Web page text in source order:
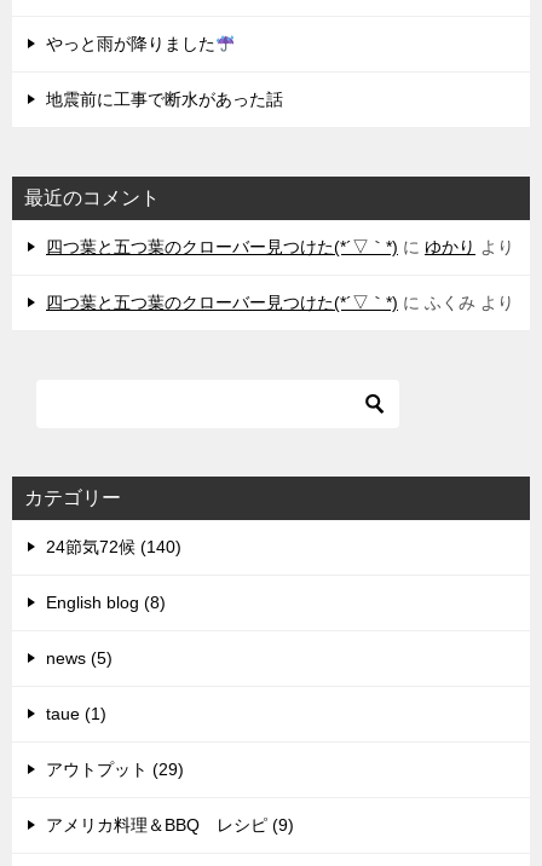
やっと雨が降りました
地震前に工事で断水があった話
最近のコメント
四つ葉と五つ葉のクローバー見つけた(*´▽｀*) に ゆかり より
四つ葉と五つ葉のクローバー見つけた(*´▽｀*) に ふくみ より
カテゴリー
24節気72候 (140)
English blog (8)
news (5)
taue (1)
アウトプット (29)
アメリカ料理＆BBQ レシピ (9)